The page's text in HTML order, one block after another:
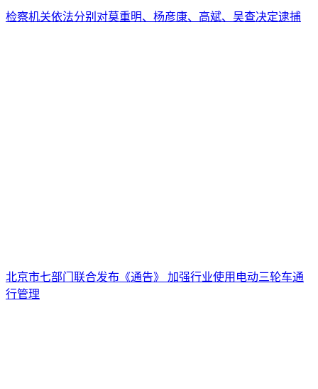
检察机关依法分别对莫重明、杨彦康、高斌、吴查决定逮捕
北京市七部门联合发布《通告》 加强行业使用电动三轮车通
行管理